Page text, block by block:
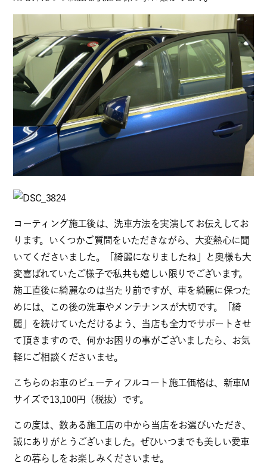
コーティング施工後は、洗車方法を実演してお伝えしてお
ります。いくつかご質問をいただきながら、大変熱心に聞
いてくださいました。「綺麗になりましたね」と奥様も大
変喜ばれていたご様子で私共も嬉しい限りでございます。
施工直後に綺麗なのは当たり前ですが、車を綺麗に保つた
めには、この後の洗車やメンテナンスが大切です。「綺
麗」を続けていただけるよう、当店も全力でサポートさせ
て頂きますので、何かお困りの事がございましたら、お気
軽にご相談くださいませ。
こちらのお車のビューティフルコート施工価格は、新車M
サイズで13,100円（税抜）です。
この度は、数ある施工店の中から当店をお選びいただき、
誠にありがとうございました。ぜひいつまでも美しい愛車
との暮らしをお楽しみくださいませ。